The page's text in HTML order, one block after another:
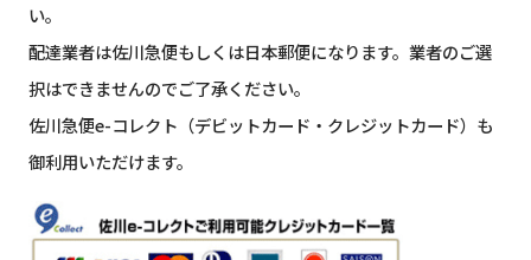
い。
配達業者は佐川急便もしくは日本郵便になります。業者のご選
択はできませんのでご了承ください。
佐川急便e-コレクト（デビットカード・クレジットカード）も
御利用いただけます。